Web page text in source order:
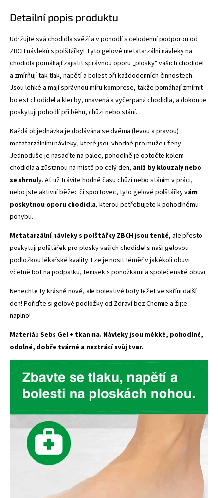
Detailní popis produktu
Udržujte svá chodidla svěží a v pohodlí s celodenní podporou od
ZBCH návleků s polštářky! Tyto gelové metatarzální návleky na
chodidla pomáhají zajistit správnou oporu „plosky" vašich chodidel
a zmírňují tak tlak, napětí a bolest při každodenních činnostech.
Jsou lehké a mají správnou míru komprese, takže pomáhají zmírnit
bolest chodidel a klenby, unavená a vyčerpaná chodidla, a dokonce
poskytují pohodlí při běhu, chůzi nebo stání.
Každá objednávka je dodávána se dvěma (levou a pravou)
metatarzálními návleky, které jsou vhodné pro muže i ženy.
Jednoduše je nasaďte na palec, pohodlně je obtočte kolem
chodidla a zůstanou na místě po celý den, aniž by klouzaly nebo
se shrnuly. Ať už trávíte hodně času chůzí nebo stáním v práci,
nebo jste aktivní běžec či sportovec, tyto gelové polštářky vám
poskytnou oporu chodidla, kterou potřebujete k pohodlnému
pohybu.
Metatarzální návleky s polštářky ZBCH jsou tenké, ale přesto
poskytují polštářek pro plosky vašich chodidel s naší gelovou
podložkou lékařské kvality. Lze je nosit téměř v jakékoli obuvi
včetně bot na podpatku, tenisek s ponožkami a společenské obuvi.
Nenechte ty krásné nové, ale bolestivé boty ležet ve skříni další
den! Pořiďte si gelové podložky od Zdraví bez Chemie a žijte
naplno!
Materiál: Sebs Gel + tkanina. Návleky jsou měkké, pohodlné,
odolné, dobře tvárné a neztrácí svůj tvar.